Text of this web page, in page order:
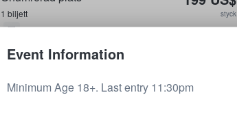
1 biljett styck
Onumrerad plats
Event Information
Minimum Age 18+. Last entry 11:30pm